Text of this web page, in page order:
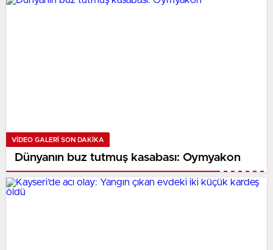
VIDEO GALERI SON DAKİKA
Dünyanın buz tutmuş kasabası: Oymyakon